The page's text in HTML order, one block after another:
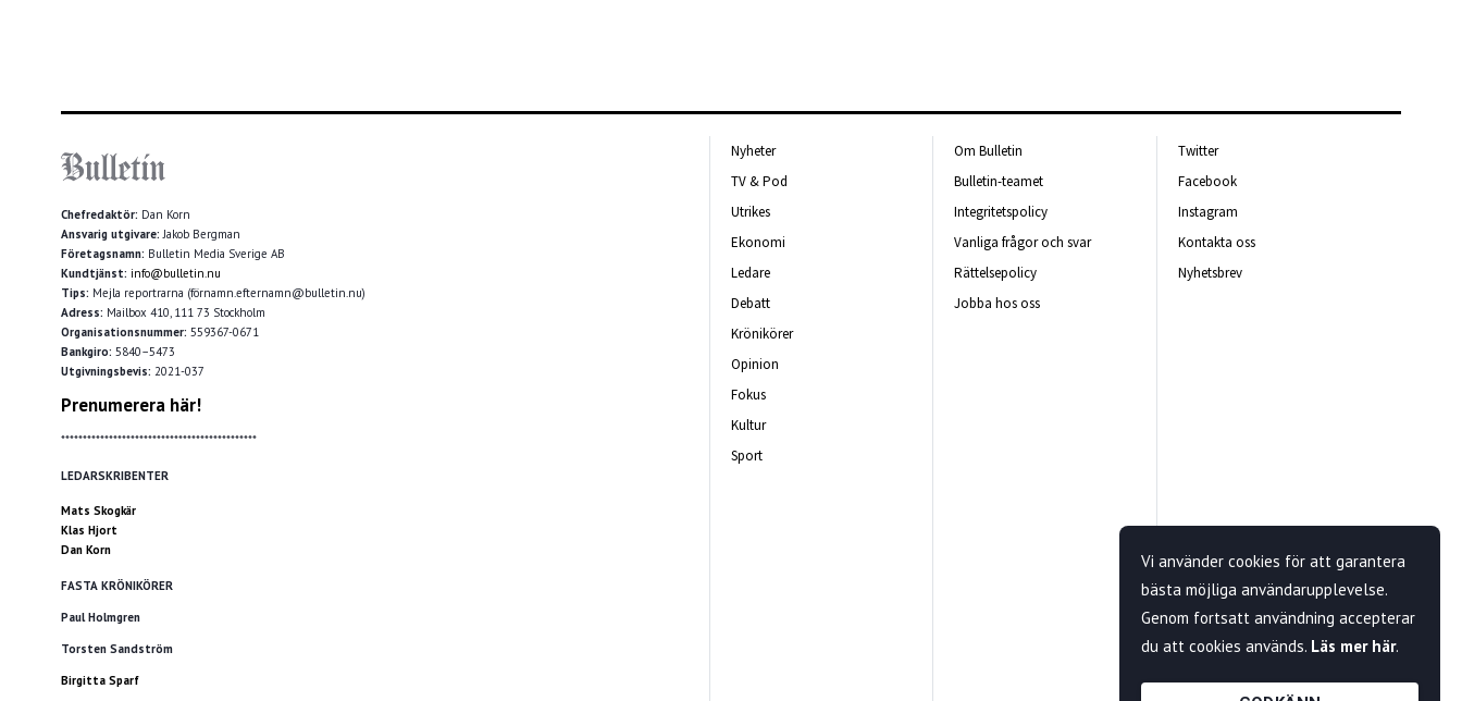
Chefredaktör: Dan Korn
Ansvarig utgivare: Jakob Bergman
Företagsnamn: Bulletin Media Sverige AB
Kundtjänst: info@bulletin.nu
Tips: Mejla reportrarna (förnamn.efternamn@bulletin.nu)
Adress: Mailbox 410, 111 73 Stockholm
Organisationsnummer: 559367-0671
Bankgiro: 5840–5473
Utgivningsbevis: 2021-037
Prenumerera här!
*********************************************
LEDARSKRIBENTER
Mats Skogkär
Klas Hjort
Dan Korn
FASTA KRÖNIKÖRER
Paul Holmgren
Torsten Sandström
Birgitta Sparf
Nyheter
TV & Pod
Utrikes
Ekonomi
Ledare
Debatt
Krönikörer
Opinion
Fokus
Kultur
Sport
Om Bulletin
Bulletin-teamet
Integritetspolicy
Vanliga frågor och svar
Rättelsepolicy
Jobba hos oss
Twitter
Facebook
Instagram
Kontakta oss
Nyhetsbrev
Vi använder cookies för att garantera
bästa möjliga användarupplevelse.
Genom fortsatt användning accepterar
du att cookies används. Läs mer här.